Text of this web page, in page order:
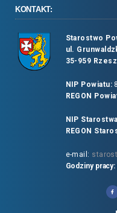
KONTAKT:
Starostwo
ul.
35-959
NIP Powiatu:
REGON
NIP
REGON
e-mail:
Godziny